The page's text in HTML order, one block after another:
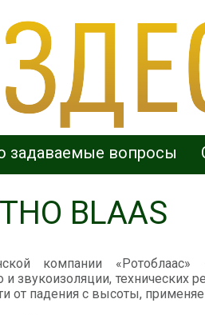
задаваемые вопросы
BLAAS
компании «Ротоблаас»
технических
от падения с высоты,